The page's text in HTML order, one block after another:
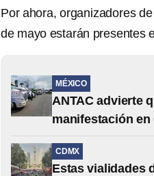
Por ahora, organizadores
de mayo estarán presentes
MÉXICO
ANTAC advierte
manifestación en
CDMX
Estas vialidades